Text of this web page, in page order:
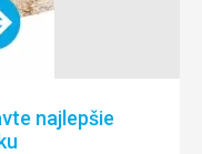
najlepšie